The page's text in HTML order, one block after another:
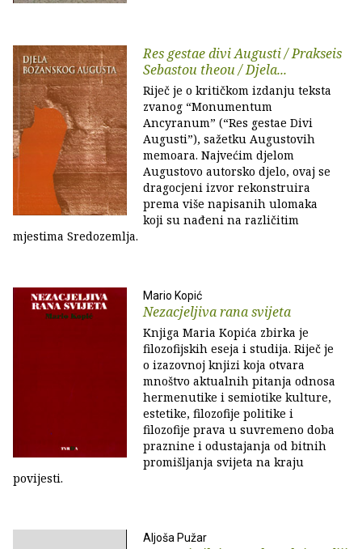
Res gestae divi Augusti / Prakseis
Sebastou theou / Djela...
Riječ je o kritičkom izdanju teksta
zvanog “Monumentum
Ancyranum” (“Res gestae Divi
Augusti”), sažetku Augustovih
memoara. Najvećim djelom
Augustovo autorsko djelo, ovaj se
dragocjeni izvor rekonstruira
prema više napisanih ulomaka
koji su nađeni na različitim
mjestima Sredozemlja.
Mario Kopić
Nezacjeljiva rana svijeta
Knjiga Maria Kopića zbirka je
filozofijskih eseja i studija. Riječ je
o izazovnoj knjizi koja otvara
mnoštvo aktualnih pitanja odnosa
hermenutike i semiotike kulture,
estetike, filozofije politike i
filozofije prava u suvremeno doba
praznine i odustajanja od bitnih
promišljanja svijeta na kraju
povijesti.
Aljoša Pužar